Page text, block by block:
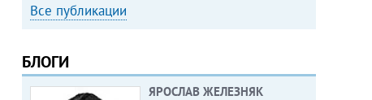
Все публикации
БЛОГИ
ЯРОСЛАВ ЖЕЛЕЗНЯК